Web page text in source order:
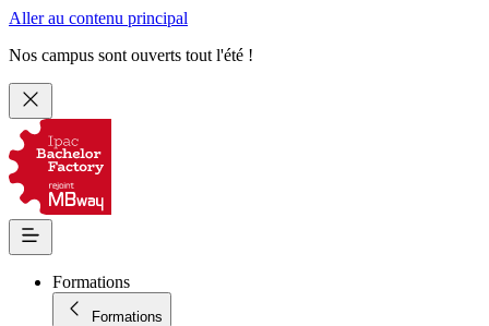
Aller au contenu principal
Nos campus sont ouverts tout l'été !
Formations
Formations